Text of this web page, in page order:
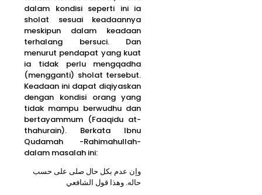
dalam kondisi seperti ini ia
sholat sesuai keadaannya
meskipun dalam keadaan
terhalang bersuci. Dan
menurut pendapat yang kuat
ia tidak perlu mengqadha
(mengganti) sholat tersebut.
Keadaan ini dapat diqiyaskan
dengan kondisi orang yang
tidak mampu berwudhu dan
bertayammum (Faaqidu at-
thahurain). Berkata Ibnu
Qudamah -Rahimahullah-
dalam masalah ini:
وإن عدم بكل حال صلى على حسب
حاله. وهذا قول الشافعي